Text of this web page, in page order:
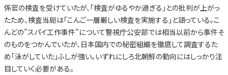
係官の検査を受けていたが、「検査がゆるやか過ぎる」との批判が上がっ
たため、検査当局は「こんご一層厳しい検査を実施する」と語っている。こ
んどの"スパイ工作事件"について警視庁公安部では相当以前から事件そ
のものをつかんでいたが、日本国内での秘密組織を徹底して調査するた
め「泳がしていた」ふしが強い。いずれにしろ北朝鮮の動向にはしっかり注
目していく必要がある。